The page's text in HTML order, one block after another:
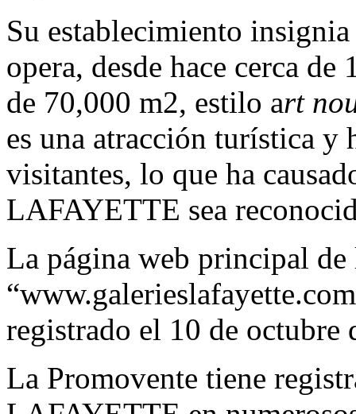
Su establecimiento
opera, desde hace cerca
de 70,000 m2, estilo art
es una atracción turística y
visitantes, lo que ha
LAFAYETTE sea
La página web principal
registrado el 10 de octubre
La Promovente tiene